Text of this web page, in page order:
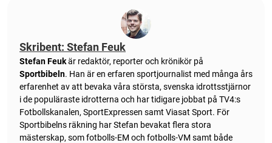
Skribent: Stefan Feuk
Stefan Feukär redaktör, reporter och krönikör på
Sportbibeln. Han är en erfaren sportjournalist med många års
erfarenhet av att bevaka våra största, svenska idrottsstjärnor
i de populäraste idrotterna och har tidigare jobbat på TV4:s
Fotbollskanalen, SportExpressen samt Viasat Sport. För
Sportbibelns räkning har Stefan bevakat flera stora
mästerskap, som fotbolls-EM och fotbolls-VM samt både